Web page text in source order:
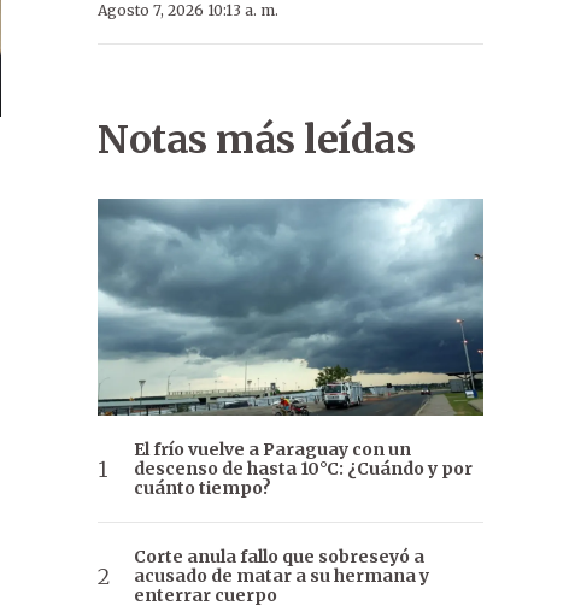
Agosto 7, 2026 10:13 a. m.
Notas más leídas
El frío vuelve a Paraguay con un
descenso de hasta 10°C: ¿Cuándo y por
cuánto tiempo?
Corte anula fallo que sobreseyó a
acusado de matar a su hermana y
enterrar cuerpo